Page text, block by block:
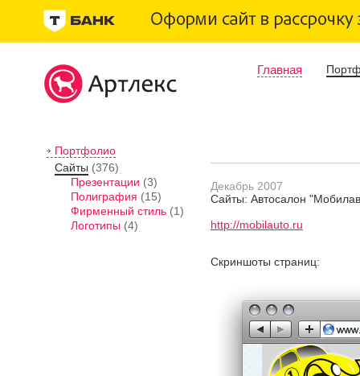
Главная
Портфолио
Сайты (376)
Презентации (3)
Полиграфия (15)
Фирменный стиль (1)
Логотипы (4)
Декабрь 2007
Сайты: Автосалон
http://mobilauto.ru
Скриншоты страниц: